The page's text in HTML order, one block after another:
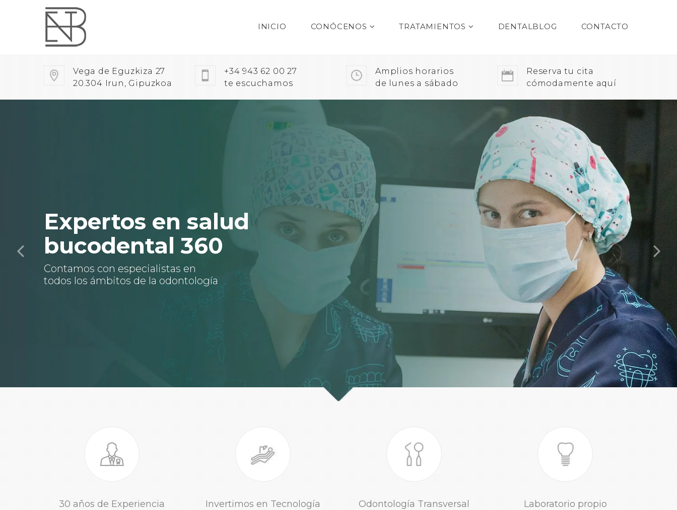
INICIO CONÓCENOS TRATAMIENTOS DENTALBLOG CONTACTO
Vega de Eguzkiza 27
20.304 Irun, Gipuzkoa
+34 943 62 00 27
te escuchamos
Amplios horarios
de lunes a sábado
Reserva tu cita
cómodamente aquí
Expertos en salud
bucodental 360
Contamos con especialistas en
todos los ámbitos de la odontología
30 años de Experiencia Invertimos en Tecnología Odontología Transversal Laboratorio propio